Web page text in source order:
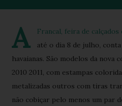
A
Francal, feira de
até o dia 8 de julho,
havaianas. São modelos da nova
2010 2011, com estampas
metalizadas outros com tiras
não cobiçar pelo menos um par